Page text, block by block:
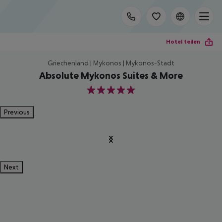
Hotel teilen
Griechenland | Mykonos | Mykonos-Stadt
Absolute Mykonos Suites & More
5
Previous
Next